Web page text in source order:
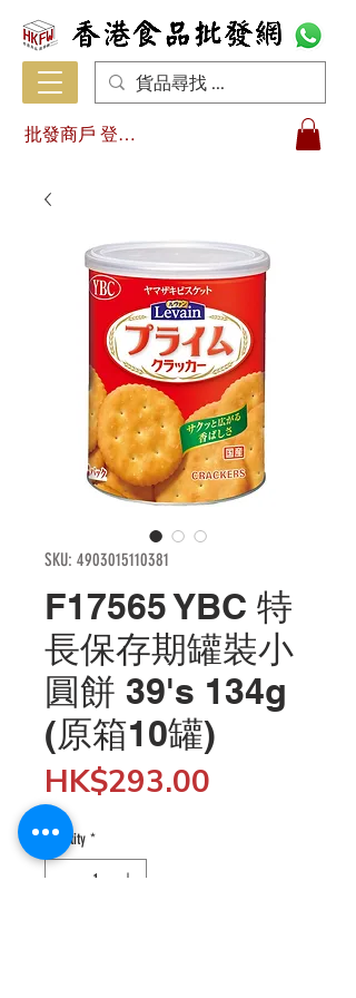
批發商戶 登入/註冊
SKU: 4903015110381
F17565 YBC 特
長保存期罐裝小
圓餅 39's 134g
(原箱10罐)
HK$293.00
Quantity *